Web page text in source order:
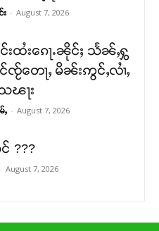
- August 7, 2026
ထႆးၵေႃႉၼိုင်ႈ သႅၼ်ႇႁွ
ၸႂ်တေႃႇ မိၼ်းဢွင်ႇလၢႆႇ
ၽႃး
ႇ - August 7, 2026
???
- August 7, 2026